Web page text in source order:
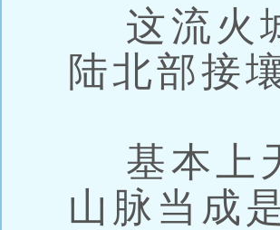
这流火
陆北部接
基本上
山脉当成